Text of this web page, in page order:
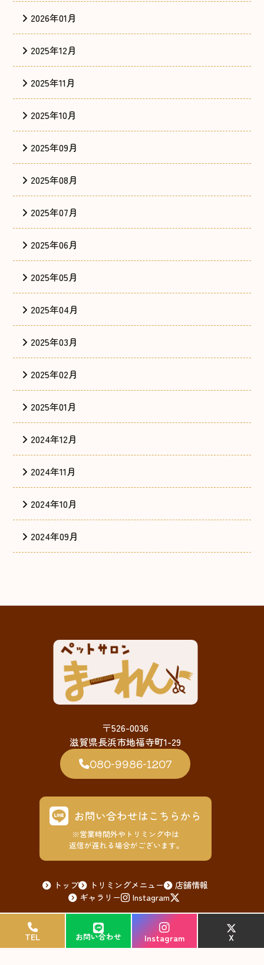
TEL お問い合わせ Instagram X
TEL お問い合わせ Instagram X
2026年01月
2025年12月
2025年11月
2025年10月
2025年09月
2025年08月
2025年07月
2025年06月
2025年05月
2025年04月
2025年03月
2025年02月
2025年01月
2024年12月
2024年11月
2024年10月
2024年09月
〒526-0036
滋賀県長浜市地福寺町1-29
080-9986-1207
お問い合わせはこちらから
※営業時間外やトリミング中は
返信が遅れる場合がございます。
トップ トリミングメニュー
店舗情報
ギャラリー
Instagram
© 2026 ペットサロンまーれん